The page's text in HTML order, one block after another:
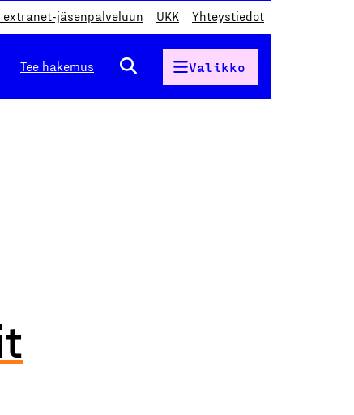
extranet-jäsenpalveluun UKK Yhteystiedot
Tee hakemus Valikko